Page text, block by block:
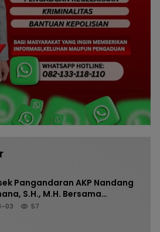
Pangandaran AKP Nandang
S.H., M.H. Bersama
Cek TKP Kebakaran Ruko
03 57